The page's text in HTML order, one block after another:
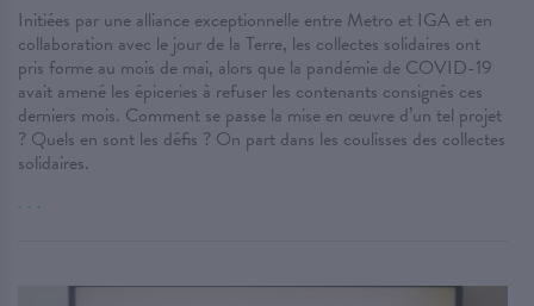
Initiées par une alliance exceptionnelle entre Metro et IGA et en
collaboration avec le jour de la Terre, les collectes solidaires ont
pris forme au mois de mai, alors que la pandémie de COVID-19
avait amené les épiceries à refuser les contenants consignés ces
derniers mois. Comment se passe la mise en œuvre d’un tel projet
? Quels en sont les défis ? On part dans les coulisses des collectes
solidaires.
. . .